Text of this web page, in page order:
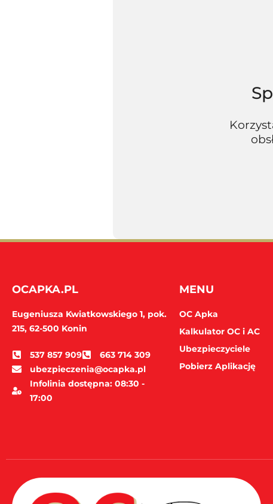
OCAPKA.PL
Eugeniusza Kwiatkowskiego 1, pok.
215, 62-500 Konin
537 857 909
663 714 309
ubezpieczenia@ocapka.pl
Infolinia dostępna: 08:30 -
17:00
MENU
OC Apka
Kalkulator OC i AC
Ubezpieczyciele
Pobierz Aplikację